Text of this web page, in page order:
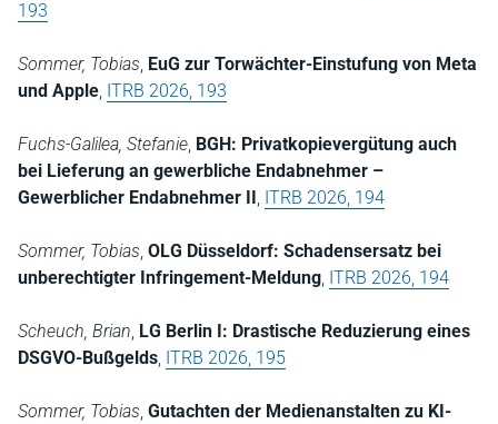
193
Sommer, Tobias, EuG zur Torwächter-Einstufung von Meta
und Apple, ITRB 2026, 193
Fuchs-Galilea, Stefanie, BGH: Privatkopievergütung auch
bei Lieferung an gewerbliche Endabnehmer –
Gewerblicher Endabnehmer II , ITRB 2026, 194
Sommer, Tobias, OLG Düsseldorf: Schadensersatz bei
unberechtigter Infringement-Meldung, ITRB 2026, 194
Scheuch, Brian, LG Berlin I: Drastische Reduzierung eines
DSGVO-Bußgelds, ITRB 2026, 195
Sommer, Tobias, Gutachten der Medienanstalten zu KI-